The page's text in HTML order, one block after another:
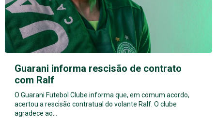
Guarani informa rescisão de contrato
com Ralf
O Guarani Futebol Clube informa que, em comum acordo,
acertou a rescisão contratual do volante Ralf. O clube
agradece ao…